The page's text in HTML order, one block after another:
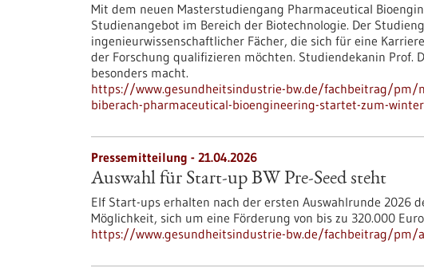
Mit dem neuen Masterstudiengang Pharmaceutical
Studienangebot im Bereich der Biotechnologie. Der
ingenieurwissenschaftlicher Fächer, die sich für eine
der Forschung qualifizieren möchten. Studiendekanin Prof.
besonders macht.
https://www.gesundheitsindustrie-bw.de/fachbeitrag/pm/
biberach-pharmaceutical-bioengineering-startet-zum-
Pressemitteilung - 21.04.2026
Auswahl für Start-up BW Pre-Seed steht
Elf Start-ups erhalten nach der ersten Auswahlrunde 2026
Möglichkeit, sich um eine Förderung von bis zu 320.000
https://www.gesundheitsindustrie-bw.de/fachbeitrag/pm/